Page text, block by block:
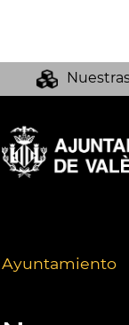
Ayuntamiento